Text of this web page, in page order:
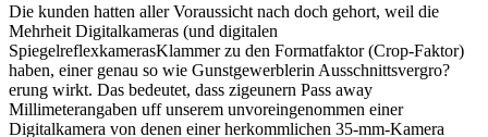
Die kunden hatten aller Voraussicht nach doch gehort, weil die
Mehrheit Digitalkameras (und digitalen
SpiegelreflexkamerasKlammer zu den Formatfaktor (Crop-Faktor)
haben, einer genau so wie Gunstgewerblerin Ausschnittsvergro?
erung wirkt. Das bedeutet, dass zigeunern Pass away
Millimeterangaben uff unserem unvoreingenommen einer
Digitalkamera von denen einer herkommlichen 35-mm-Kamera